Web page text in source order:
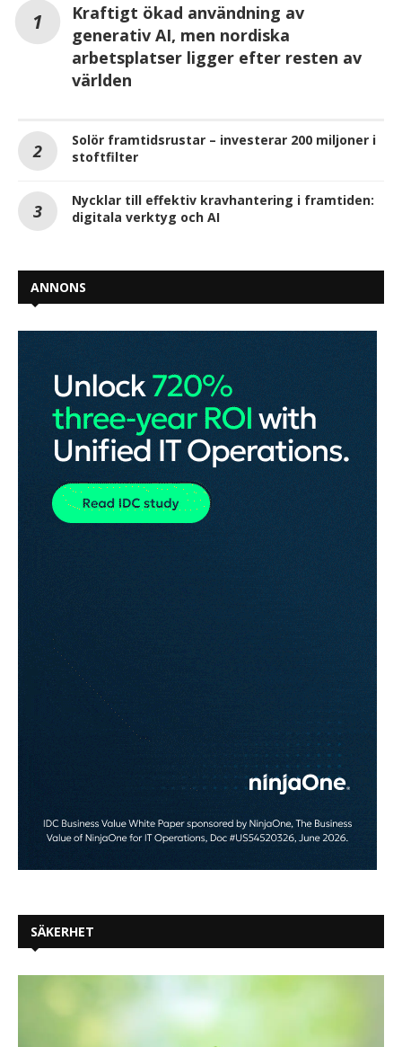
Kraftigt ökad användning av
generativ AI, men nordiska
arbetsplatser ligger efter resten av
världen
Solör framtidsrustar – investerar 200 miljoner i
stoftfilter
Nycklar till effektiv kravhantering i framtiden:
digitala verktyg och AI
ANNONS
SÄKERHET